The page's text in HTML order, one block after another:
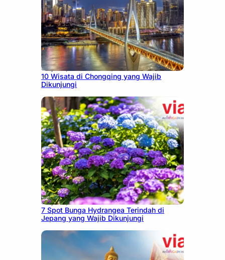
July 30, 2026
10 Wisata di Chongqing yang Wajib
Dikunjungi
July 23, 2026
7 Spot Bunga Hydrangea Terindah di
Jepang yang Wajib Dikunjungi